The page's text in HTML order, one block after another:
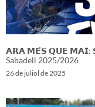
𝗔𝗥𝗔 𝗠𝗘́𝗦 𝗤𝗨𝗘 𝗠𝗔𝗜:
Sabadell 2025/2026
26 de juliol de 2025